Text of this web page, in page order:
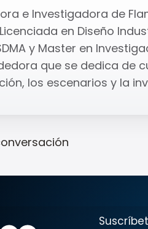
e Investigadora de
en Diseño
y Master en
que se dedica de
los escenarios y la